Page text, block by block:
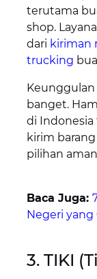
terutama
shop.
dari kiriman
trucking
Keunggulan
banget.
di
kirim
pilihan
Baca Juga:
Negeri yang
3. TIKI